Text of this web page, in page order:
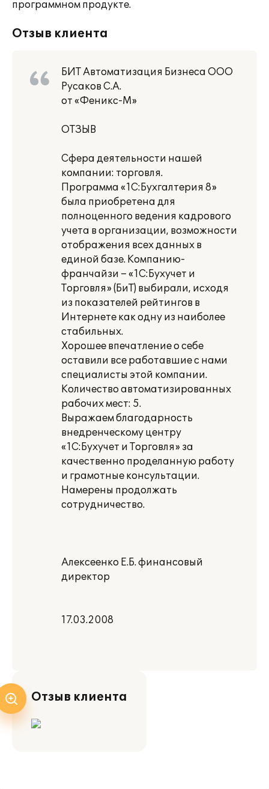
программном продукте.
Отзыв клиента
БИТ Автоматизация Бизнеса ООО
Русаков С.А.
от «Феникс-М»
ОТЗЫВ
Сфера деятельности нашей
компании: торговля.
Программа «1С:Бухгалтерия 8»
была приобретена для
полноценного ведения кадрового
учета в организации, возможности
отображения всех данных в
единой базе. Компанию-
франчайзи – «1С:Бухучет и
Торговля» (БиТ) выбирали, исходя
из показателей рейтингов в
Интернете как одну из наиболее
стабильных.
Хорошее впечатление о себе
оставили все работавшие с нами
специалисты этой компании.
Количество автоматизированных
рабочих мест: 5.
Выражаем благодарность
внедренческому центру
«1С:Бухучет и Торговля» за
качественно проделанную работу
и грамотные консультации.
Намерены продолжать
сотрудничество.
Алексеенко Е.Б. финансовый
директор
17.03.2008
Отзыв клиента